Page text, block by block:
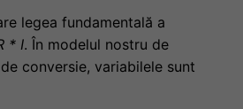
legea fundamentală a
* I. În modelul nostru de
conversie, variabilele sunt